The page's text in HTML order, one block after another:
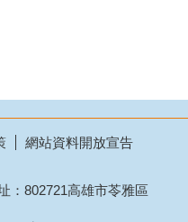
網站資料開放宣告
802721高雄市苓雅區